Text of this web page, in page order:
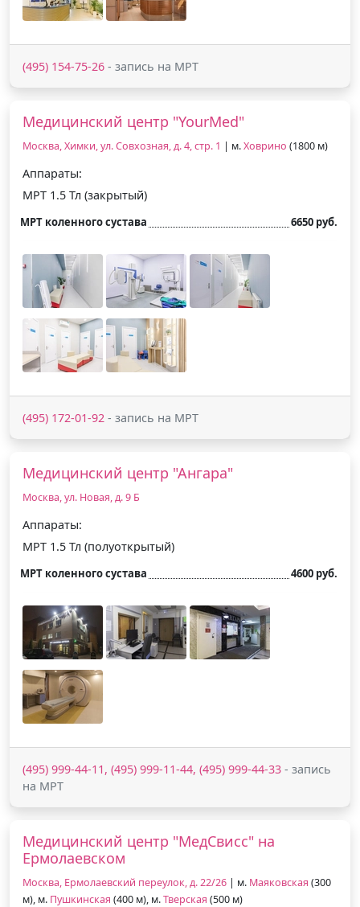
(495) 154-75-26 - запись на МРТ
Медицинский центр "YourMed"
Москва, Химки, ул. Совхозная, д. 4, стр. 1 | м.Ховрино (1800 м)
Аппараты:
МРТ 1.5 Тл (закрытый)
МРТ коленного сустава 6650 руб.
(495) 172-01-92 - запись на МРТ
Медицинский центр "Ангара"
Москва, ул. Новая, д. 9 Б
Аппараты:
МРТ 1.5 Тл (полуоткрытый)
МРТ коленного сустава 4600 руб.
(495) 999-44-11, (495) 999-11-44, (495) 999-44-33 - запись
на МРТ
Медицинский центр "МедСвисс" на
Ермолаевском
Москва, Ермолаевский переулок, д. 22/26 | м. Маяковская (300
м), м. Пушкинская (400 м), м.Тверская (500 м)